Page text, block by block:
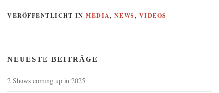
VERÖFFENTLICHT IN MEDIA, NEWS, VIDEOS
NEUESTE BEITRÄGE
2 Shows coming up in 2025